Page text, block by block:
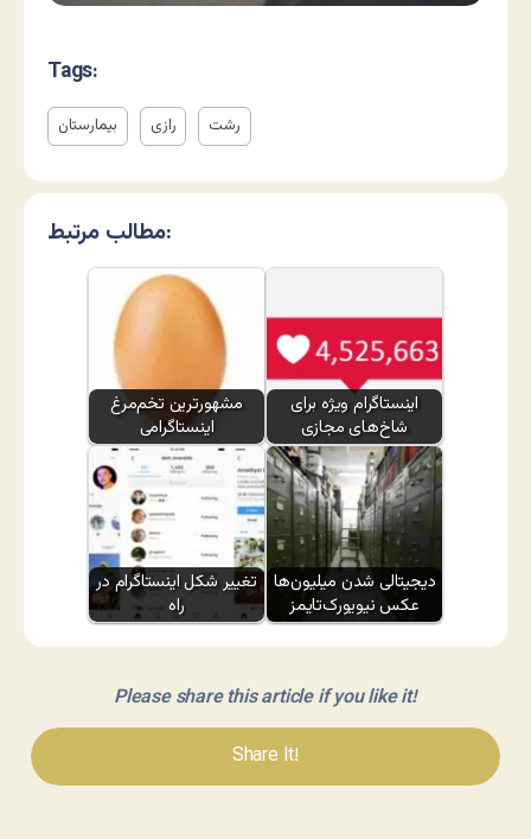
Tags:
بیمارستان رازی رشت
مطالب مرتبط:
مشهورترین تخم‌مرغ
اینستاگرامی
اینستاگرام ویژه برای
شاخ‌های مجازی
تغییر شکل اینستاگرام در
راه
دیجیتالی شدن میلیون‌ها
عکس نیویورک‌تایمز
Please share this article if you like it!
Share It!